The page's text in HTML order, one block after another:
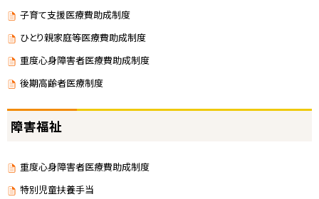
子育て支援医療費助成制度
ひとり親家庭等医療費助成制度
重度心身障害者医療費助成制度
後期高齢者医療制度
障害福祉
重度心身障害者医療費助成制度
特別児童扶養手当